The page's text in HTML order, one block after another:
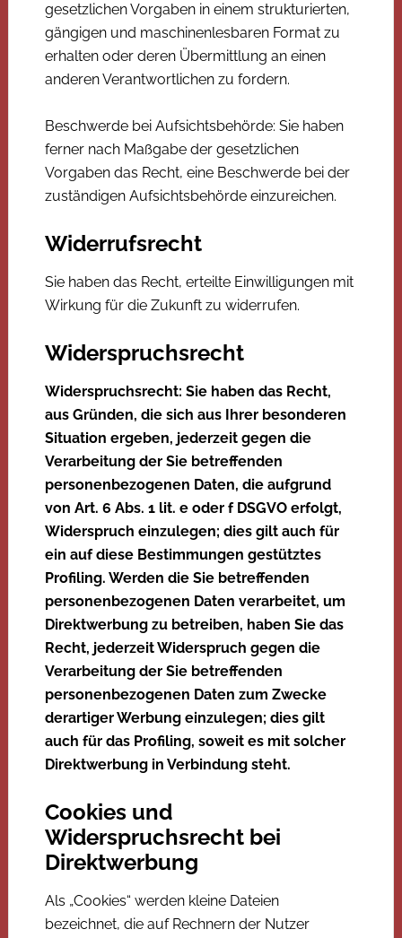
gesetzlichen Vorgaben in einem strukturierten,
gängigen und maschinenlesbaren Format zu
erhalten oder deren Übermittlung an einen
anderen Verantwortlichen zu fordern.
Beschwerde bei Aufsichtsbehörde: Sie haben
ferner nach Maßgabe der gesetzlichen
Vorgaben das Recht, eine Beschwerde bei der
zuständigen Aufsichtsbehörde einzureichen.
Widerrufsrecht
Sie haben das Recht, erteilte Einwilligungen mit
Wirkung für die Zukunft zu widerrufen.
Widerspruchsrecht
Widerspruchsrecht: Sie haben das Recht,
aus Gründen, die sich aus Ihrer besonderen
Situation ergeben, jederzeit gegen die
Verarbeitung der Sie betreffenden
personenbezogenen Daten, die aufgrund
von Art. 6 Abs. 1 lit. e oder f DSGVO erfolgt,
Widerspruch einzulegen; dies gilt auch für
ein auf diese Bestimmungen gestütztes
Profiling. Werden die Sie betreffenden
personenbezogenen Daten verarbeitet, um
Direktwerbung zu betreiben, haben Sie das
Recht, jederzeit Widerspruch gegen die
Verarbeitung der Sie betreffenden
personenbezogenen Daten zum Zwecke
derartiger Werbung einzulegen; dies gilt
auch für das Profiling, soweit es mit solcher
Direktwerbung in Verbindung steht.
Cookies und
Widerspruchsrecht bei
Direktwerbung
Als „Cookies“ werden kleine Dateien
bezeichnet, die auf Rechnern der Nutzer